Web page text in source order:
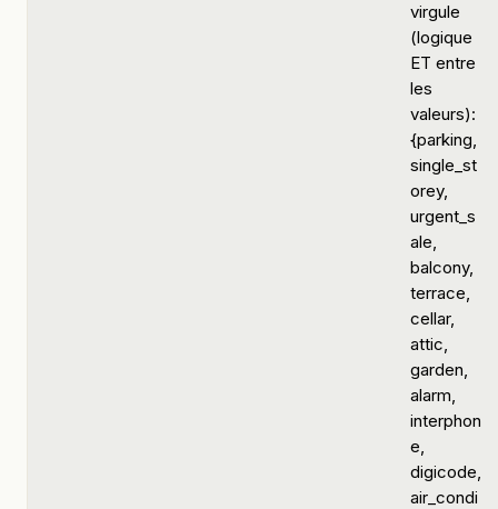
virgule
(logique
ET entre
les
valeurs):
{parking,
single_st
orey,
urgent_s
ale,
balcony,
terrace,
cellar,
attic,
garden,
alarm,
interphon
e,
digicode,
air_condi